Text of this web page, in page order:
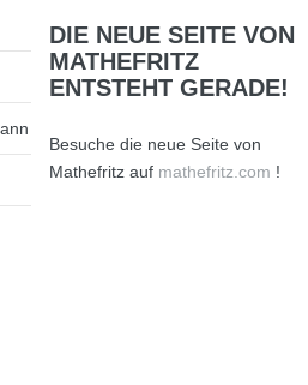
DIENEUE SEITE VON
MATHEFRITZ
ENTSTEHT GERADE!
Besuche die neue Seite von
Mathefritz auf mathefritz.com !